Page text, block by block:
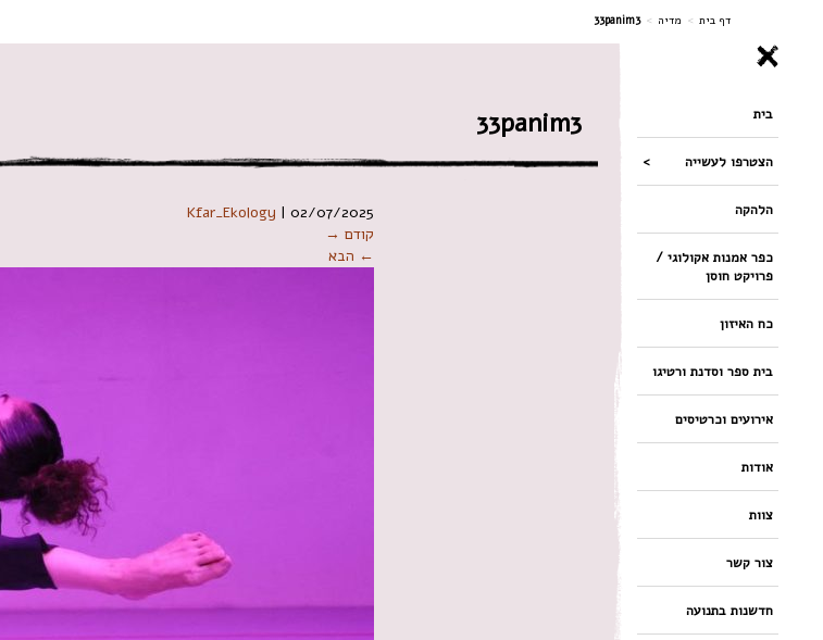
דף בית > מדיה >
33panim3
בית
הצטרפו לעשייה
הלהקה
כפר אמנות אקולוגי /
פרויקט חוסן
כח האיזון
בית ספר וסדנת ורטיגו
אירועים וכרטיסים
אודות
צוות
צור קשר
חדשנות בתנועה
33panim3
Kfar_Ekology |02/07/2025
קודם →
← הבא